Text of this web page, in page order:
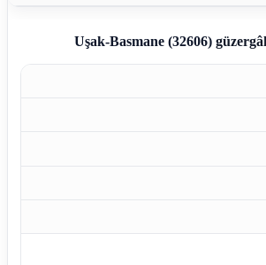
Uşak-Basmane (32606)